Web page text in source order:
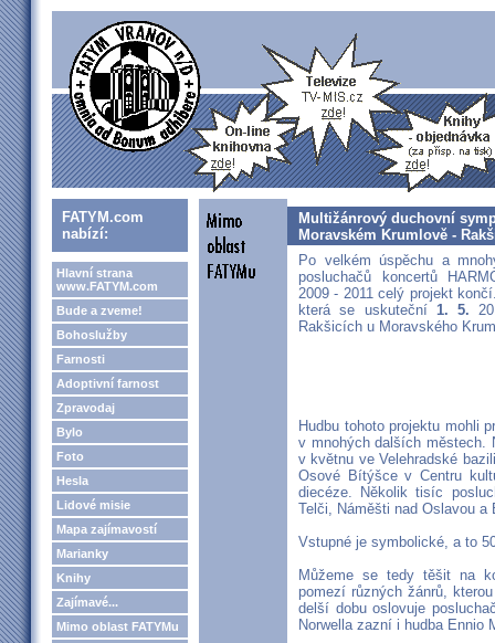
FATYM.com
nabízí:
Hlavní strana
www.FATYM.com
Bude a zveme!
Bohoslužby
Farnosti
Adoptivní farnost
Zpravodaj
Bylo
Foto
Hesla
Lidové misie
Mapa zajímavostí
Marianky
Knihy
Zajímavé...
Mimo oblast FATYMu
Multižánrový duchovní
Moravském Krumlově -
Po velkém úspěchu a
posluchačů koncertů
2009 - 2011 celý projekt
která se uskuteční 1. 5.
Rakšicích u Moravského
Hudbu tohoto projektu mohli
v mnohých dalších městech.
v květnu ve Velehradské
Osové Bítýšce v Centru
diecéze. Několik tisíc
Telči, Náměšti nad Oslavou a
Vstupné je symbolické, a to
Můžeme se tedy těšit na
pomezí různých žánrů,
delší dobu oslovuje
Norwella zazní i hudba Ennio